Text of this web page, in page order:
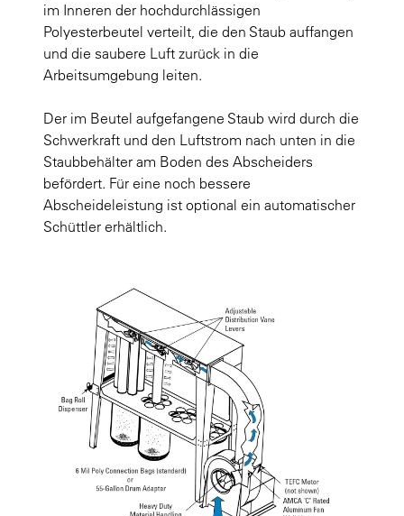
im Inneren der hochdurchlässigen
Polyesterbeutel verteilt, die den Staub auffangen
und die saubere Luft zurück in die
Arbeitsumgebung leiten.
Der im Beutel aufgefangene Staub wird durch die
Schwerkraft und den Luftstrom nach unten in die
Staubbehälter am Boden des Abscheiders
befördert. Für eine noch bessere
Abscheideleistung ist optional ein automatischer
Schüttler erhältlich.